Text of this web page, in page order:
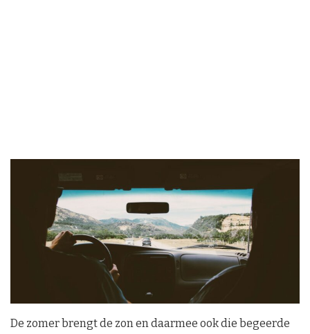
De zomer brengt de zon en daarmee ook die begeerde